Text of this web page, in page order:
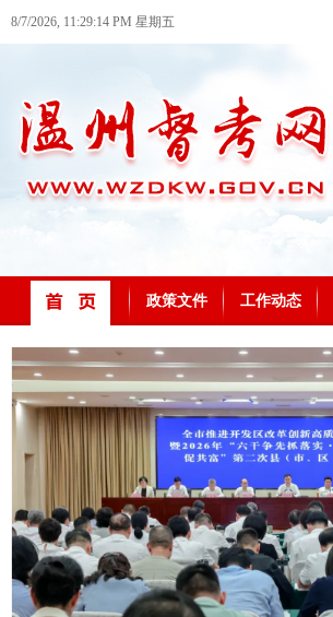
8/7/2026, 11:29:15 PM 星期五
政策文件 工作动态